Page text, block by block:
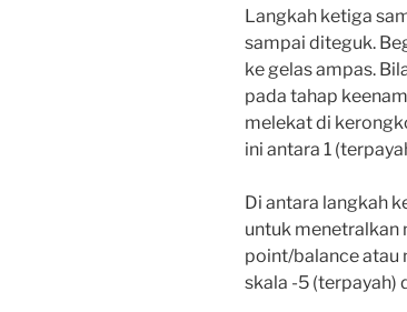
Langkah ketiga
sampai diteguk.
ke gelas ampas.
pada tahap
melekat di
ini antara 1
Di antara langkah
untuk menetralkan
point/balance atau
skala -5 (terpayah)